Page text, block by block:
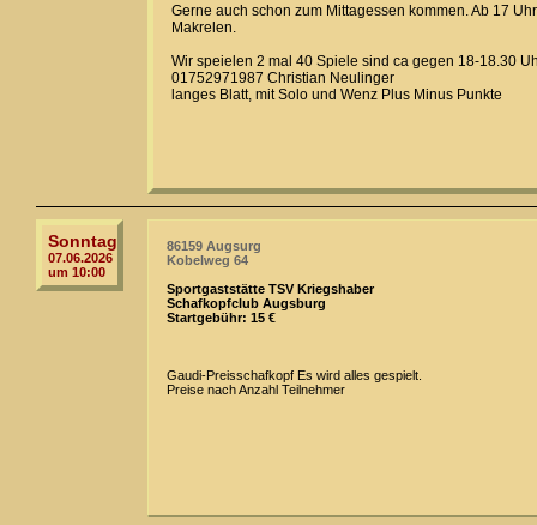
Gerne auch schon zum Mittagessen kommen. Ab 17
Makrelen.
Wir speielen 2 mal 40 Spiele sind ca gegen 18-18.30
01752971987 Christian Neulinger
langes Blatt, mit Solo und Wenz Plus Minus Punkte
Sonntag
07.06.2026
um 10:00
86159 Augsurg
Kobelweg 64
Sportgaststätte TSV Kriegshaber
Schafkopfclub Augsburg
Startgebühr: 15 €
Gaudi-Preisschafkopf Es wird alles gespielt.
Preise nach Anzahl Teilnehmer